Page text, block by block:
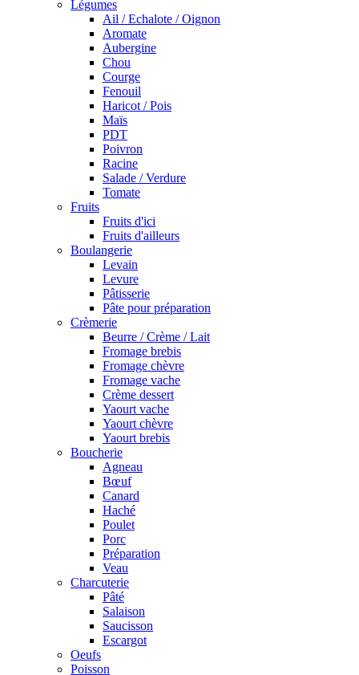
Légumes
Ail / Echalote / Oignon
Aromate
Aubergine
Chou
Courge
Fenouil
Haricot / Pois
Maïs
PDT
Poivron
Racine
Salade / Verdure
Tomate
Fruits
Fruits d'ici
Fruits d'ailleurs
Boulangerie
Levain
Levure
Pâtisserie
Pâte pour préparation
Crèmerie
Beurre / Crème / Lait
Fromage brebis
Fromage chèvre
Fromage vache
Crème dessert
Yaourt vache
Yaourt chèvre
Yaourt brebis
Boucherie
Agneau
Bœuf
Canard
Haché
Poulet
Porc
Préparation
Veau
Charcuterie
Pâté
Salaison
Saucisson
Escargot
Oeufs
Poisson